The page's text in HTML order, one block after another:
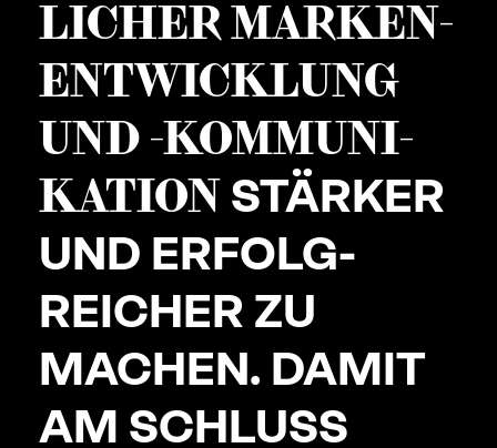
LICHER MARKEN­
ENT­WICK­LUNG
UND-KOMMU­NI­
KATIONSTÄRKER
UND ERFOLG­
REICHER ZU
MACHEN. DAMIT
AM SCHLUSS